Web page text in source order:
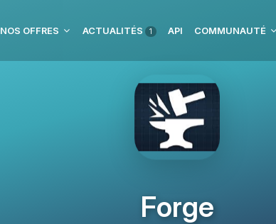
NOS OFFRES ACTUALITÉS 1 API COMMUNAUTÉ
Forge